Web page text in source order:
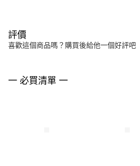
評價
喜歡這個商品嗎？購買後給他一個好評吧
一 必買清單 一